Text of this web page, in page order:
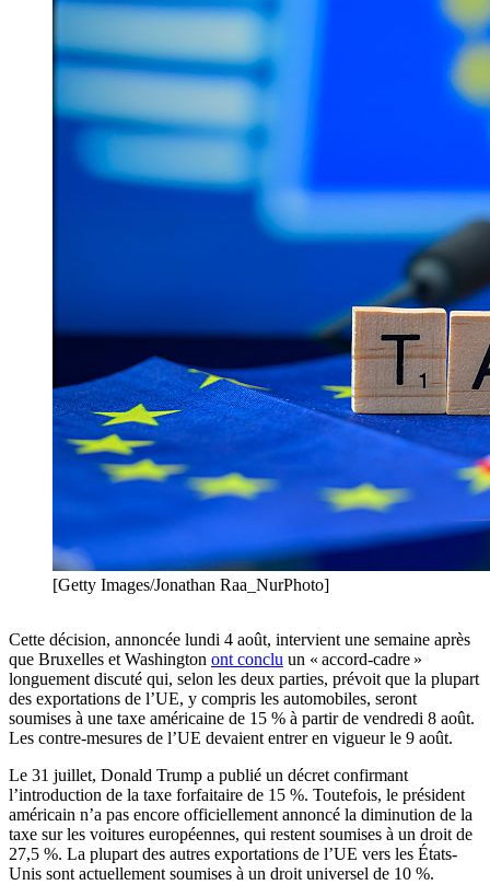
[Getty Images/Jonathan Raa_NurPhoto]
Cette décision, annoncée lundi 4 août, intervient une semaine après
que Bruxelles et Washington ont conclu un « accord-cadre »
longuement discuté qui, selon les deux parties, prévoit que la plupart
des exportations de l’UE, y compris les automobiles, seront
soumises à une taxe américaine de 15 % à partir de vendredi 8 août.
Les contre-mesures de l’UE devaient entrer en vigueur le 9 août.
Le 31 juillet, Donald Trump a publié un décret confirmant
l’introduction de la taxe forfaitaire de 15 %. Toutefois, le président
américain n’a pas encore officiellement annoncé la diminution de la
taxe sur les voitures européennes, qui restent soumises à un droit de
27,5 %. La plupart des autres exportations de l’UE vers les États-
Unis sont actuellement soumises à un droit universel de 10 %.